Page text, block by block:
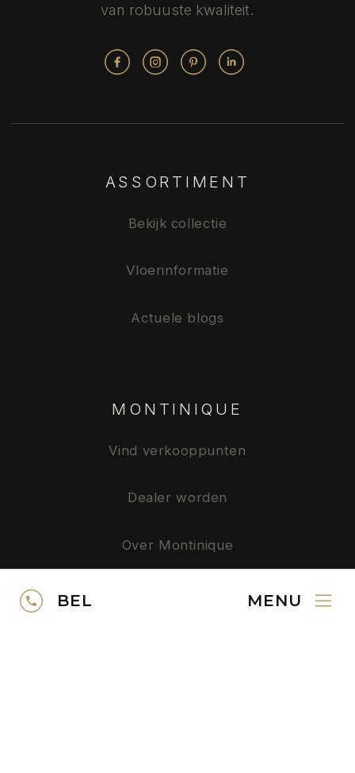
BEL MENU
van robuuste kwaliteit.
ASSORTIMENT
Bekijk collectie
Vloerinformatie
Actuele blogs
MONTINIQUE
Vind verkooppunten
Dealer worden
Over Montinique